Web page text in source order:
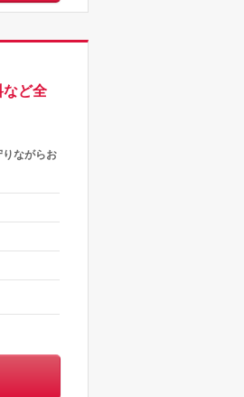
など全
ながらお